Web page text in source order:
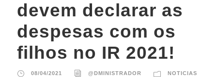
devem declarar as
despesas com os
filhos no IR 2021!
08/04/2021 @DMINISTRADOR NOTICIAS